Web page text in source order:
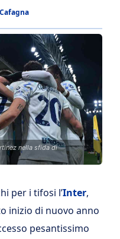
nella sfida di
per i tifosi l’Inter,
inizio di nuovo anno
pesantissimo